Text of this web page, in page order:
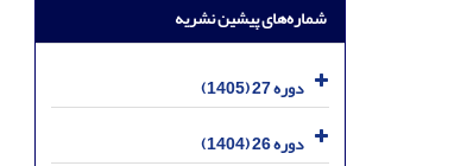
شماره‌های پیشین نشریه
دوره 27 (1405)
دوره 26 (1404)